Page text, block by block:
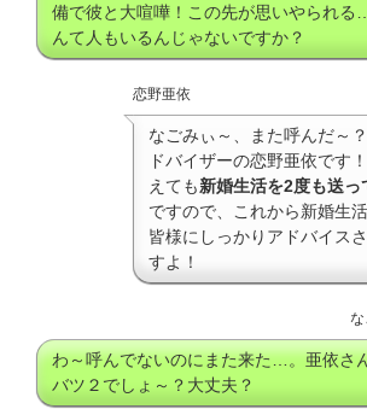
備で彼と大喧嘩！この先が思いやられる
んて人もいるんじゃないですか？
恋野亜依
なごみぃ～、また呼んだ～
ドバイザーの恋野亜依です
えても新婚生活を2度も送っ
ですので、これから新婚生
皆様にしっかりアドバイス
すよ！
な
わ～呼んでないのにまた来た…。亜依さ
バツ２でしょ～？大丈夫？